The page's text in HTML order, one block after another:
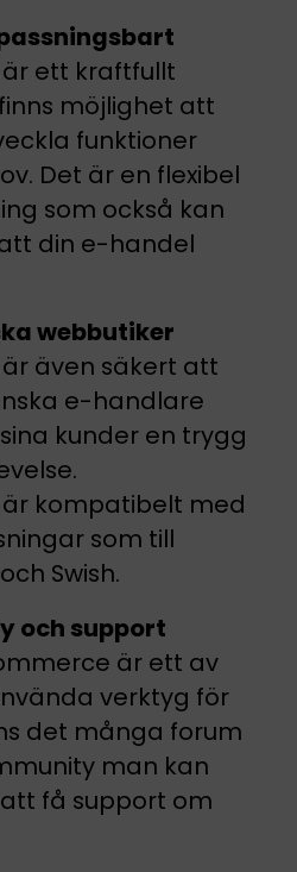
ett kraftfullt
möjlighet att
funktioner
Det är en flexibel
som också kan
din e-handel
webbutiker
även säkert att
e-handlare
kunder en trygg
kompatibelt med
som till
Swish.
och support
är ett av
verktyg för
det många forum
man kan
få support om